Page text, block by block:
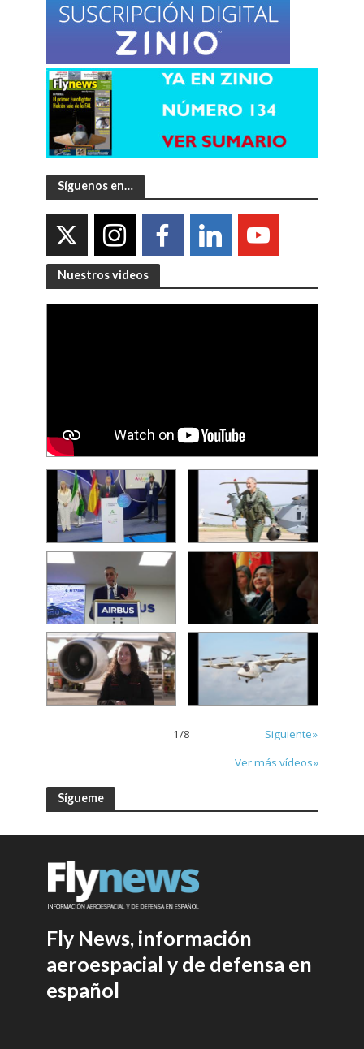
Síguenos en…
Nuestros videos
1/8
Siguiente»
Ver más vídeos»
Sígueme
Fly News, información
aeroespacial y de defensa en
español